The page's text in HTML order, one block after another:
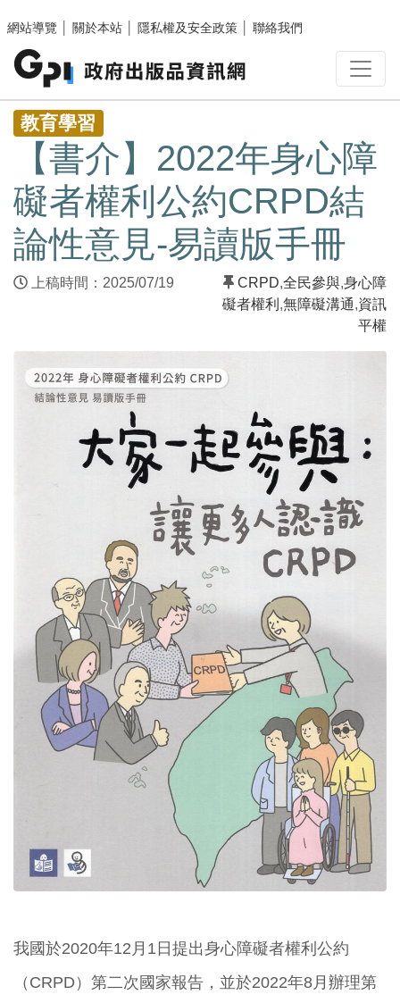
網站導覽
關於本站 隱私權及安全政策 聯絡我們
:::
教育學習
【書介】2022年身心障
礙者權利公約CRPD結
論性意見-易讀版手冊
上稿時間：2025/07/19 CRPD,全民參與,身心障
礙者權利 ,無障礙溝通,資訊
平權
我國於2020年12月1日提出身心障礙者權利公約
（CRPD）第二次國家報告，並於2022年8月辦理第